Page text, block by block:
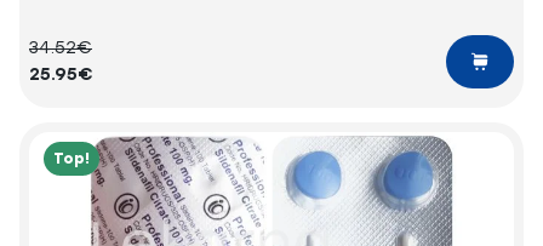
34.52€
25.95€
Top!